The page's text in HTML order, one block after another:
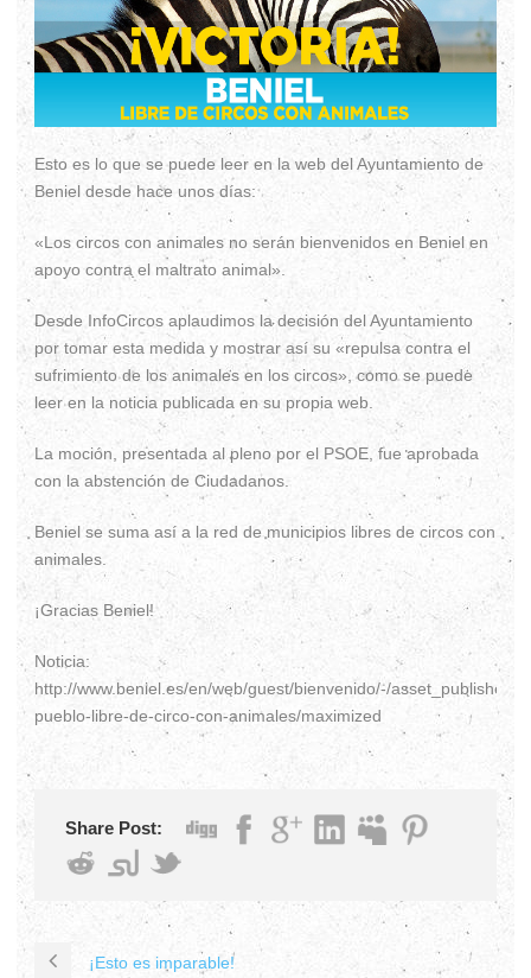
Esto es lo que se puede leer en la web del Ayuntamiento de
Beniel desde hace unos días:
«Los circos con animales no serán bienvenidos en Beniel en
apoyo contra el maltrato animal».
Desde InfoCircos aplaudimos la decisión del Ayuntamiento
por tomar esta medida y mostrar así su «repulsa contra el
sufrimiento de los animales en los circos», como se puede
leer en la noticia publicada en su propia web.
La moción, presentada al pleno por el PSOE, fue aprobada
con la abstención de Ciudadanos.
Beniel se suma así a la red de municipios libres de circos con
animales.
¡Gracias Beniel!
Noticia:
http://www.beniel.es/en/web/guest/bienvenido/-/asset_publisher/
pueblo-libre-de-circo-con-animales/maximized
Share Post:
¡Esto es imparable!